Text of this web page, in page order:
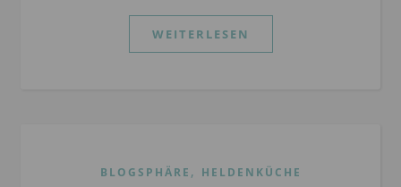
WEITERLESEN
BLOGSPHÄRE , HELDENKÜCHE